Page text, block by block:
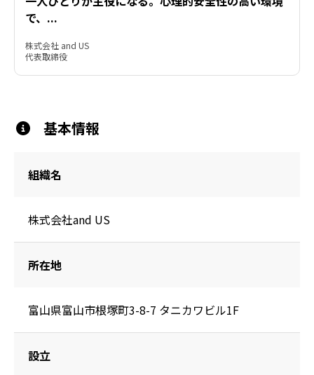
で、...
株式会社 and US
基本情報
組織名
株式会社and US
所在地
設立